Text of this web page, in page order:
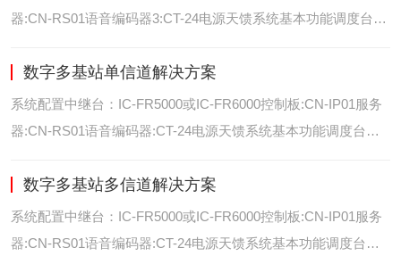
器:CN-RS01语音编码器3:CT-24电源天馈系统基本功能调度台录
室内定位艾可慕数字电台具备GPS数据上传功能。而GPS定位功
能是艾可慕数字系统的
数字多基站单信道解决方案
系统配置中继台：IC-FR5000或IC-FR6000控制板:CN-IP01服务
器:CN-RS01语音编码器:CT-24电源天馈系统基本功能调度台录
通过IP网络互联，通过成熟可靠的网络技术，艾可慕数字通讯将
延伸到世界的每一个角落。
数字多基站多信道解决方案
系统配置中继台：IC-FR5000或IC-FR6000控制板:CN-IP01服务
器:CN-RS01语音编码器:CT-24电源天馈系统基本功能调度台录